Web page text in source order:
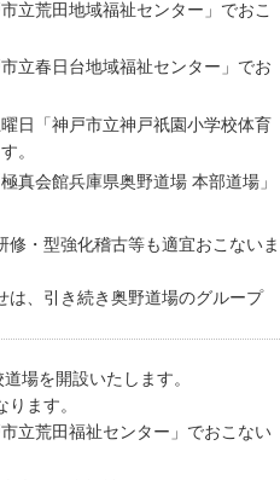
立荒田地域福祉センター」でおこ
立春日台地域福祉センター」でお
日「神戸市立神戸祇園小学校体育
。
真会館兵庫県奥野道場 本部道場」
・型強化稽古等も適宜おこないま
は、引き続き奥野道場のグループ
場を開設いたします。
ます。
立荒田福祉センター」でおこない